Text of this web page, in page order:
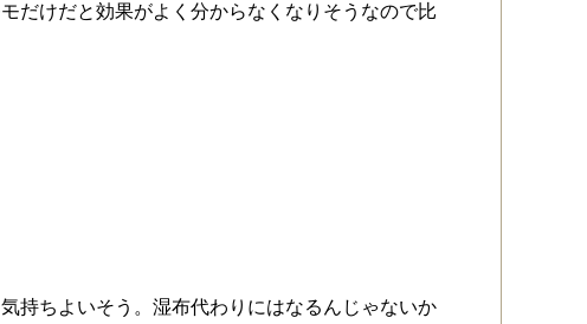
だけだと効果がよく分からなくなりそうなので比
持ちよいそう。湿布代わりにはなるんじゃないか